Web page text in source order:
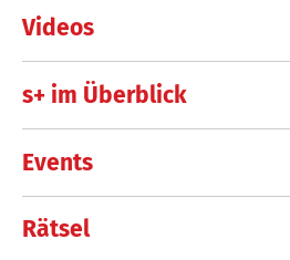
Videos
s+ im Überblick
Events
Rätsel